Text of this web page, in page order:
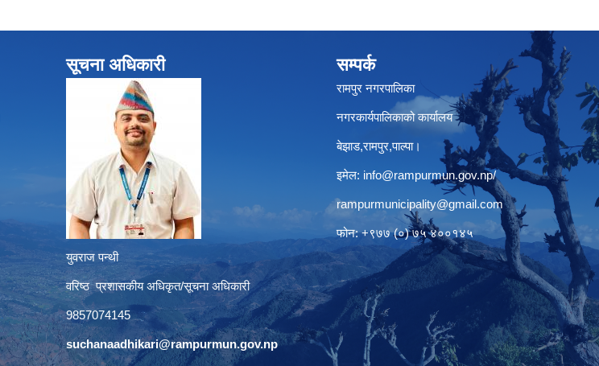
सूचना अधिकारी
युवराज पन्थी
वरिष्ठ प्रशासकीय अधिकृत/सूचना अधिकारी
9857074145
suchanaadhikari@rampurmun.gov.np
सम्पर्क
रामपुर नगरपालिका
नगरकार्यपालिकाको कार्यालय
बेझाड,रामपुर,पाल्पा।
इमेल: info@rampurmun.gov.np/
rampurmunicipality@gmail.com
फोन: +९७७ (०) ७५ ४००१४५